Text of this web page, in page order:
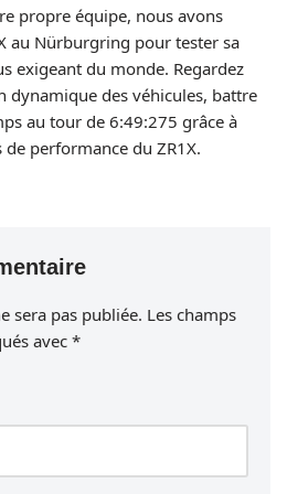
propre équipe, nous avons
au Nürburgring pour tester sa
exigeant du monde. Regardez
dynamique des véhicules, battre
au tour de 6:49:275 grâce à
de performance du ZR1X.
sera pas publiée. Les champs
avec *